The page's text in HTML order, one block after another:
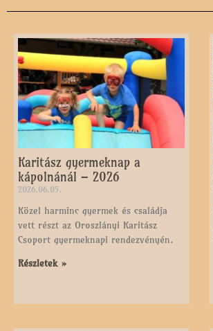
Karitász gyermeknap a
kápolnánál – 2026
2026.06.05.
Közel harminc gyermek és családja
vett részt az Oroszlányi Karitász
Csoport gyermeknapi rendezvényén.
Részletek »